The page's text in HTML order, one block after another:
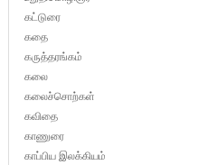
கட்டுரை
கதை
கருத்தரங்கம்
கலை
கலைச்சொற்கள்
கவிதை
காணுரை
காப்பிய இலக்கியம்